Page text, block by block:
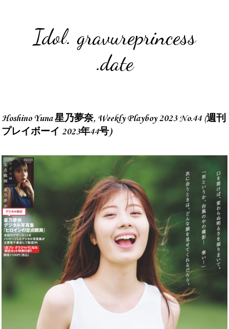
Idol. gravureprincess
.date
Hoshino Yuna 星乃夢奈, Weekly Playboy 2023 No.44 (週刊
プレイボーイ 2023年44号)